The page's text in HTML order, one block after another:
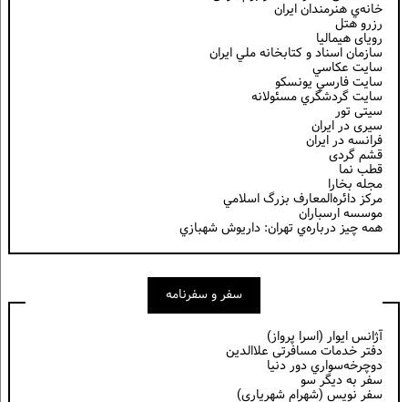
خانه‌ي هنرمندان ايران
رزرو هتل
رویای هیمالیا
سازمان اسناد و كتابخانه ملي ايران
سايت عكاسي
سايت فارسي يونسكو
سايت گردشگري مسئولانه
سیتی تور
سیری در ایران
فرانسه در ايران
قشم گردی
قطب نما
مجله بخارا
مركز دائره‌المعارف بزرگ اسلامي
موسسه ارسباران
همه چيز درباره‌ي تهران: داريوش شهبازي
سفر و سفرنامه
آژانس ایوار (اسرا پرواز)
دفتر خدمات مسافرتی علاالدین
دوچرخه‌سواري دور دنيا
سفر به دیگر سو
سفر نویس (شهرام شهریاری)